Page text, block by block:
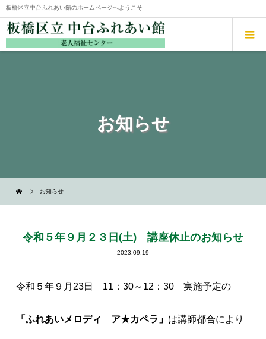
板橋区立中台ふれあい館のホームページへようこそ
お知らせ
お知らせ
令和５年９月２３日(土) 講座休止のお知らせ
2023.09.19
令和５年９月23日 11：30～12：30 実施予定の
「ふれあいメロディ ア★カペラ」 は講師都合により